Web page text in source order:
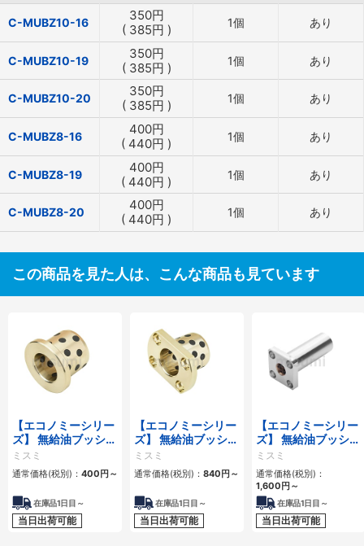
C-MUBZ10-16 350円
( 385円 ) 1個 あり
C-MUBZ10-19 350円
( 385円 ) 1個 あり
C-MUBZ10-20 350円
( 385円 ) 1個 あり
C-MUBZ8-16 400円
( 440円 ) 1個 あり
C-MUBZ8-19 400円
( 440円 ) 1個 あり
C-MUBZ8-20 400円
( 440円 ) 1個 あり
この商品を見た人は、こんな商品も見ています
【エコノミーシリー
ズ】 無給油ブッシュ
銅合金ツバ付タイプ
内径E7外径r6
ミスミ
通常価格(税別)： 400 円 ～
在庫品1日目～
当日出荷可能
【エコノミーシリー
ズ】 無給油ブッシュ
銅合金標準フランジ
タイプ 内径F7外径
h7
ミスミ
通常価格(税別)： 840 円 ～
在庫品1日目～
当日出荷可能
【エコノミーシリー
ズ】 無給油ブッシ
ュ 青銅合金 角フ
ランジ型ハウジング
ユニット
ミスミ
通常価格(税別)：
1,600 円 ～
在庫品1日目～
当日出荷可能